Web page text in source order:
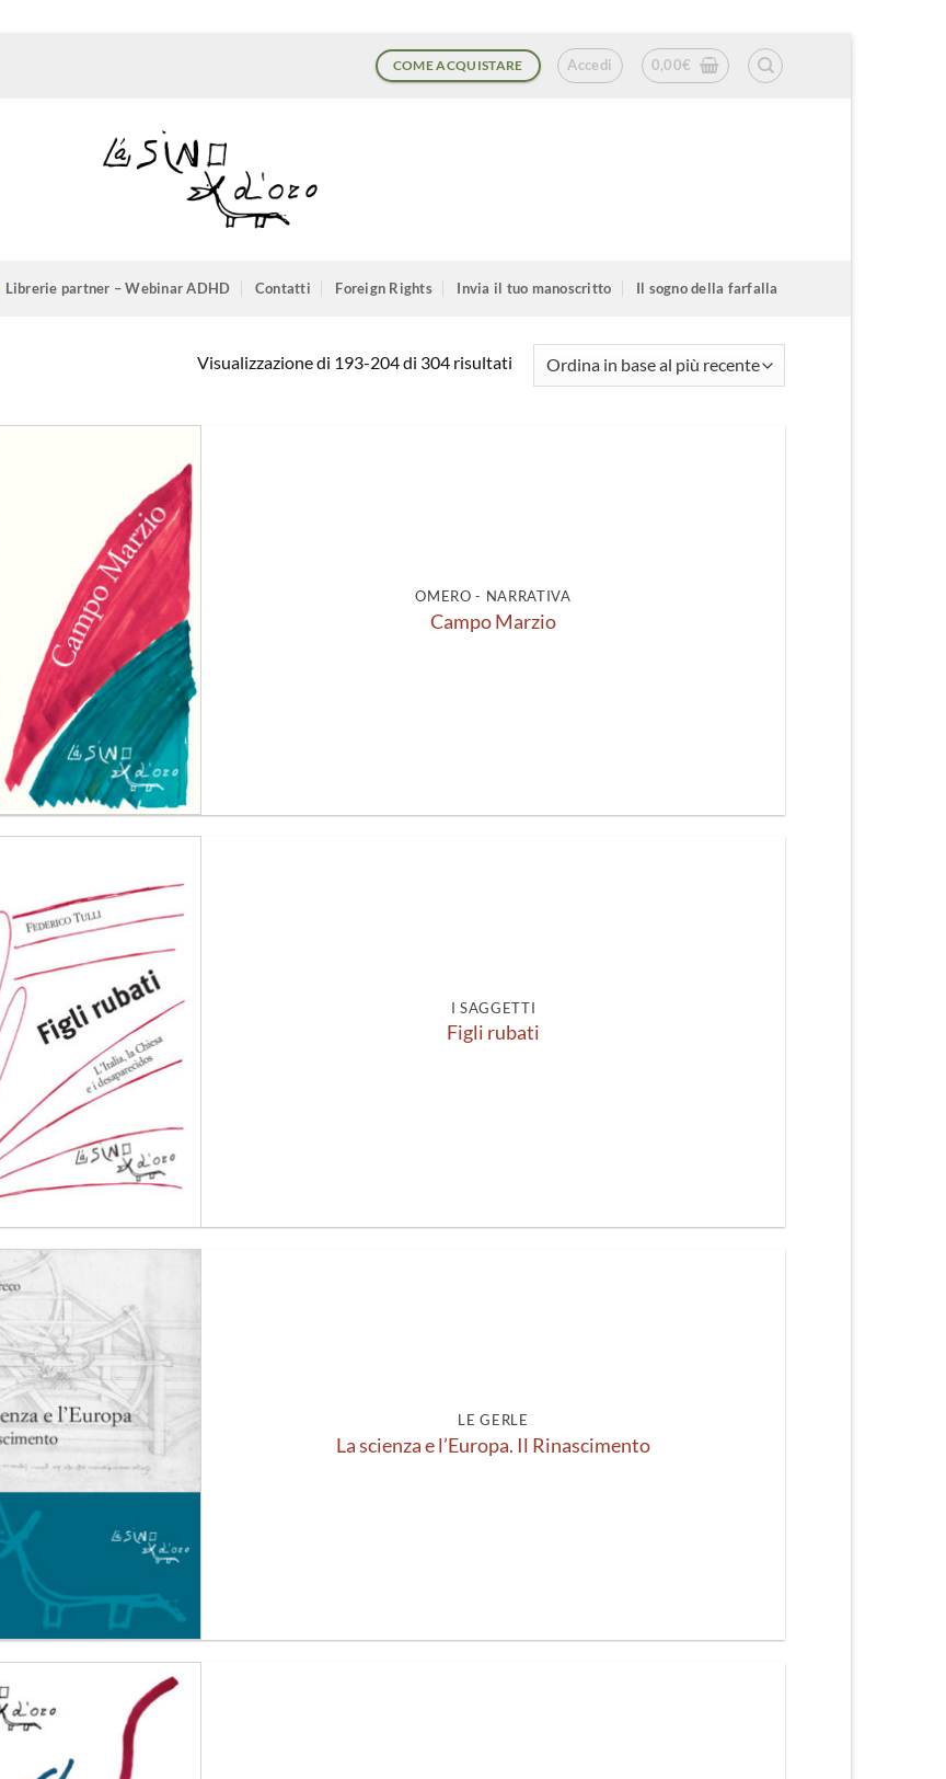
COME ACQUISTARE Accedi 0,00€
Librerie partner – Webinar ADHD Contatti Foreign Rights Invia il tuo manoscritto Il sogno della farfalla
Visualizzazione di 193-204 di 304 risultatiOrdina
Aggiungi
alla lista
dei
desideri
OMERO - NARRATIVA
Campo Marzio
Aggiungi
alla lista
I SAGGETTI
Figli rubati
desideri
LE GERLE
La scienza e l’Europa. Il Rinascimento
Aggiungi